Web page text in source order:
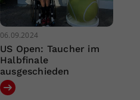
06.09.2024
US Open: Taucher im
Halbfinale
ausgeschieden